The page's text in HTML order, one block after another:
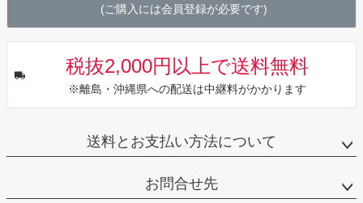
(ご購入には会員登録が必要です)
税抜2,000円以上で送料無料
※離島・沖縄県への配送は中継料がかかります
送料とお支払い方法について
お問合せ先